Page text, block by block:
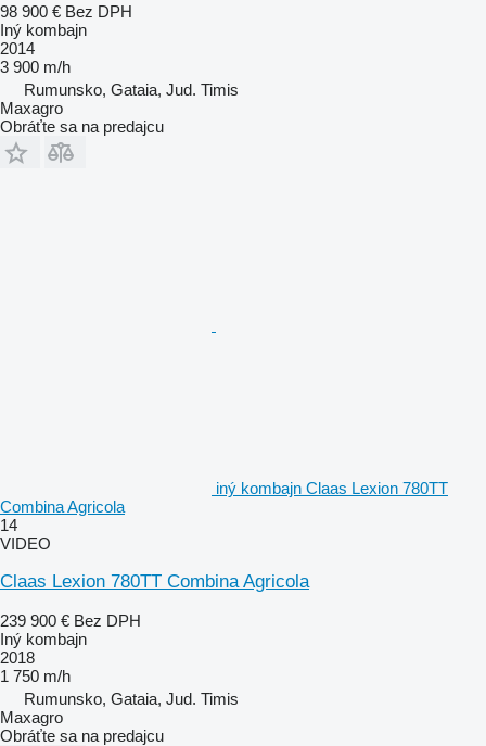
98 900 € Bez DPH
Iný kombajn
2014
3 900 m/h
Rumunsko, Gataia, Jud. Timis
Maxagro
Obráťte sa na predajcu
iný kombajn Claas Lexion 780TT
Combina Agricola
14
VIDEO
Claas Lexion 780TT Combina Agricola
239 900 € Bez DPH
Iný kombajn
2018
1 750 m/h
Rumunsko, Gataia, Jud. Timis
Maxagro
Obráťte sa na predajcu